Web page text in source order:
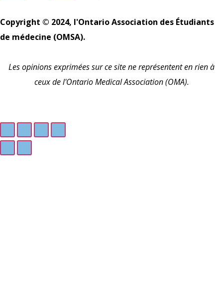
Copyright © 2024, l'Ontario Association des Étudiants
de médecine (OMSA).
Les opinions exprimées sur ce site ne représentent en rien à
ceux de l'Ontario Medical Association (OMA).